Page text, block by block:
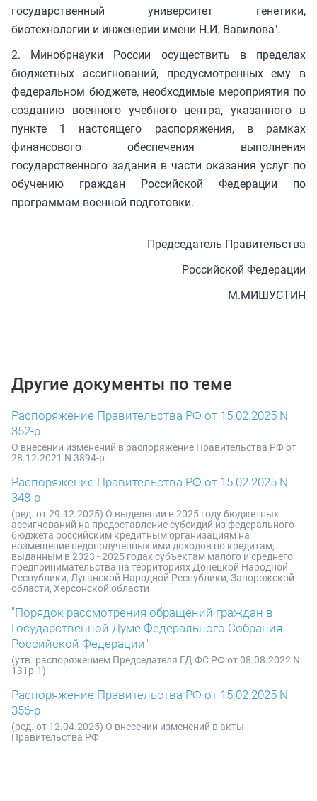
государственный университет генетики,
биотехнологии и инженерии имени Н.И. Вавилова".
2. Минобрнауки России осуществить в пределах
бюджетных ассигнований, предусмотренных ему в
федеральном бюджете, необходимые мероприятия по
созданию военного учебного центра, указанного в
пункте 1 настоящего распоряжения, в рамках
финансового обеспечения выполнения
государственного задания в части оказания услуг по
обучению граждан Российской Федерации по
программам военной подготовки.
Председатель Правительства
Российской Федерации
М.МИШУСТИН
Другие документы по теме
Распоряжение Правительства РФ от 15.02.2025 N
352-р
О внесении изменений в распоряжение Правительства РФ от
28.12.2021 N 3894-р
Распоряжение Правительства РФ от 15.02.2025 N
348-р
(ред. от 29.12.2025) О выделении в 2025 году бюджетных
ассигнований на предоставление субсидий из федерального
бюджета российским кредитным организациям на
возмещение недополученных ими доходов по кредитам,
выданным в 2023 - 2025 годах субъектам малого и среднего
предпринимательства на территориях Донецкой Народной
Республики, Луганской Народной Республики, Запорожской
области, Херсонской области
"Порядок рассмотрения обращений граждан в
Государственной Думе Федерального Собрания
Российской Федерации"
(утв. распоряжением Председателя ГД ФС РФ от 08.08.2022 N
131р-1)
Распоряжение Правительства РФ от 15.02.2025 N
356-р
(ред. от 12.04.2025) О внесении изменений в акты
Правительства РФ